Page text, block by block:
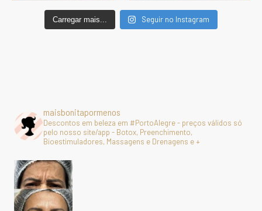
Carregar mais... Seguir no Instagram
maisbonitapormenos
Descontos em beleza em #PortoAlegre - preços válidos só
pelo nosso site/app - Botox, Preenchimento,
Bioestimuladores, Massagens e Drenagens e +